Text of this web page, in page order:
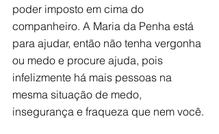
poder imposto em cima do
companheiro. A Maria da Penha está
para ajudar, então não tenha vergonha
ou medo e procure ajuda, pois
infelizmente há mais pessoas na
mesma situação de medo,
insegurança e fraqueza que nem você.